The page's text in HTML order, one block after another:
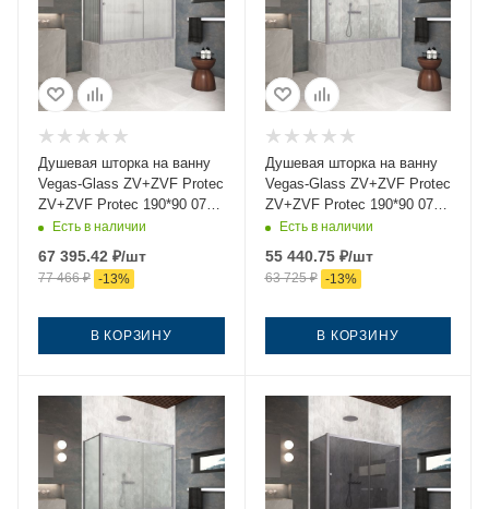
Душевая шторка на ванну
Vegas-Glass ZV+ZVF Protec
ZV+ZVF Protec 190*90 07
Moru 190х140 стекло
ориентация универсальная
Есть в наличии
67 395.42 ₽/шт
77 466₽ -13%
В КОРЗИНУ
Душевая шторка на ванну
Vegas-Glass ZV+ZVF Protec
ZV+ZVF Protec 190*90 07
crystalvision 190х140
профиль хром ориентация
универсальная
Есть в наличии
55 440.75₽/шт
63 725₽ -13%
В КОРЗИНУ